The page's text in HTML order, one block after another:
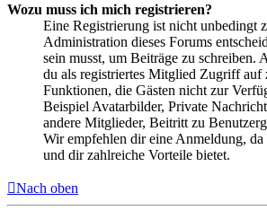
Wozu muss ich mich registrieren?
Eine Registrierung ist nicht unbedingt
Administration dieses Forums
sein musst, um Beiträge zu schreiben.
du als registriertes Mitglied Zugriff auf
Funktionen, die Gästen nicht zur
Beispiel Avatarbilder, Private
andere Mitglieder, Beitritt zu
Wir empfehlen dir eine Anmeldung,
und dir zahlreiche Vorteile bietet.
Nach oben